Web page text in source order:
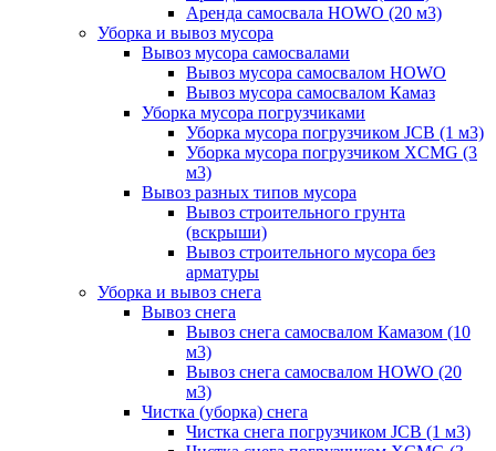
Аренда самосвала HOWO (20 м3)
Уборка и вывоз мусора
Вывоз мусора самосвалами
Вывоз мусора самосвалом HOWO
Вывоз мусора самосвалом Камаз
Уборка мусора погрузчиками
Уборка мусора погрузчиком JCB (1 м3)
Уборка мусора погрузчиком XCMG (3
м3)
Вывоз разных типов мусора
Вывоз строительного грунта
(вскрыши)
Вывоз строительного мусора без
арматуры
Уборка и вывоз снега
Вывоз снега
Вывоз снега самосвалом Камазом (10
м3)
Вывоз снега самосвалом HOWO (20
м3)
Чистка (уборка) снега
Чистка снега погрузчиком JCB (1 м3)